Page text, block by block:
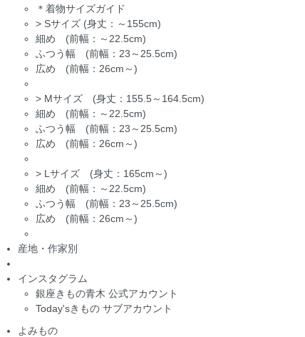
＊着物サイズガイド
> Sサイズ (身丈：～155cm)
細め (前幅：～22.5cm)
ふつう幅 (前幅：23～25.5cm)
広め (前幅：26cm～)
> Mサイズ (身丈：155.5～164.5cm)
細め (前幅：～22.5cm)
ふつう幅 (前幅：23～25.5cm)
広め (前幅：26cm～)
> Lサイズ (身丈：165cm～)
細め (前幅：～22.5cm)
ふつう幅 (前幅：23～25.5cm)
広め (前幅：26cm～)
産地・作家別
インスタグラム
銀座きもの青木 公式アカウント
Today'sきもの サブアカウント
よみもの